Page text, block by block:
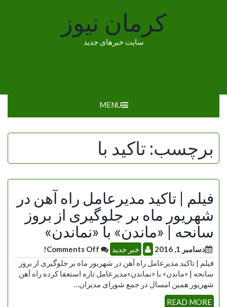
کرمان نیوز
سایت خبرهای جدید
MENU
برچسب: تاکید با
فیلم | تاکید مدیرعامل راه آهن در
شهریور ماه بر جلوگیری از بروز
سانحه | «ماندن» با «نماندن»
دسامبر 1, 2016 خبر جدید
فیلم | تاکید مدیرعامل راه آهن در شهریور ماه بر جلوگیری از بروز
سانحه | «ماندن» با «نماندن»مدیرعامل تازه استعفا کرده راه آهن
شهریور همین امسال در جمع شورای مدیران…
READ MORE